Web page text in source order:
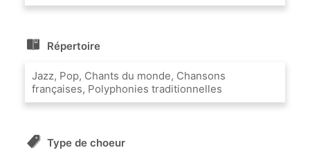
Répertoire
Jazz, Pop, Chants du monde, Chansons
françaises, Polyphonies traditionnelles
Type de choeur